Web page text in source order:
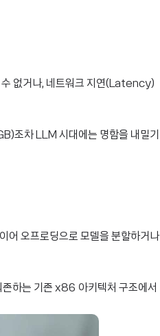
없거나, 네트워크 지연(Latency)
조차 LLM 시대에는 명함을 내밀기
오프로딩으로 모델을 분할하거나
하는 기존 x86 아키텍처 구조에서